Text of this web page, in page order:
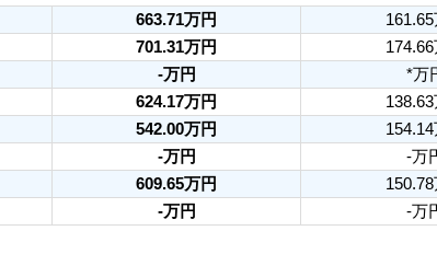
663.71万円
701.31万円
-万円 *万
624.17万円
542.00万円
-万円 -万
609.65万円
-万円 -万